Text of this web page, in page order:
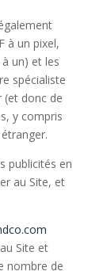
à un pixel,
un) et les
spécialiste
(et donc de
y compris
publicités en
au Site, et
Site et
nombre de